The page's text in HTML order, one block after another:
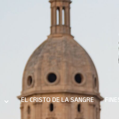
EL CRISTO DE LA SANGRE